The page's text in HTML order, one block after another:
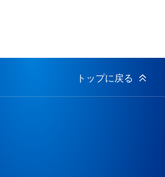
トップに戻る